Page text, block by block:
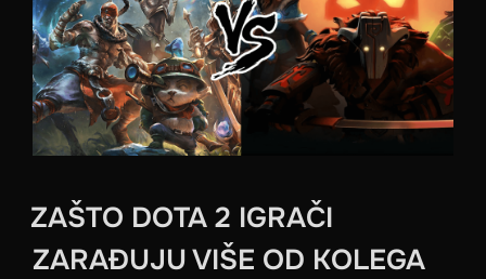
ZAŠTO DOTA 2 IGRAČI
ZARAĐUJU VIŠE OD KOLEGA